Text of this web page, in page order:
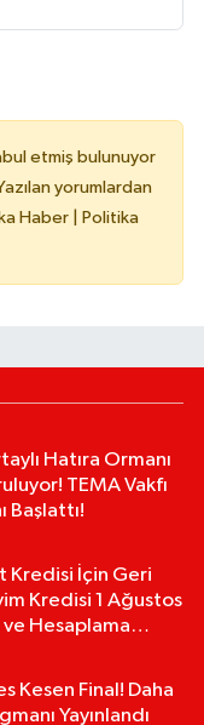
etmiş bulunuyor
yorumlardan
Haber | Politika
Hatıra Ormanı
TEMA Vakfı
Başlattı!
Kredisi İçin Geri
Kredisi 1 Ağustos
ve Hesaplama
Kesen Final! Daha
Yayınlandı